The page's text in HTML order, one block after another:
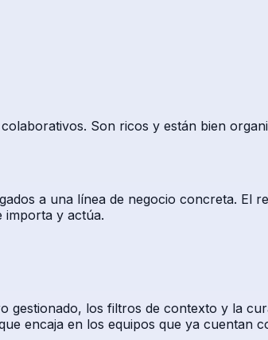
Son ricos y están bien
a una línea de negocio concreta. El
importa y actúa.
los filtros de contexto y la
encaja en los equipos que ya cuentan